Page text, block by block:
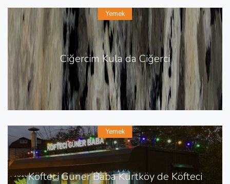
Ciğercim Kula da Ciğerci
Yemek
Köfteci Güner Baba Kurtköy de Köfteci
Yemek